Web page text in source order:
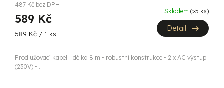
487 Kč bez DPH
589 Kč
Měrná
589 Kč / 1 ks
Skladem (>5 ks)
Detail
Prodlužovací kabel - délka 8 m • robustní konstrukce • 2 x AC výstup
(230V) •...